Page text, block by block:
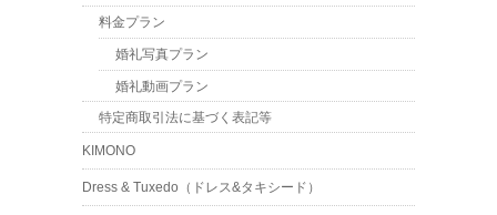
料金プラン
婚礼写真プラン
婚礼動画プラン
特定商取引法に基づく表記等
KIMONO
Dress & Tuxedo（ドレス&タキシード）